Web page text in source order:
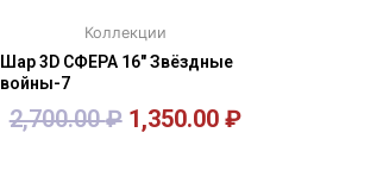
Коллекции
Шар 3D СФЕРА 16″ Звёздные
войны-7
2,700.00₽ 1,350.00 ₽